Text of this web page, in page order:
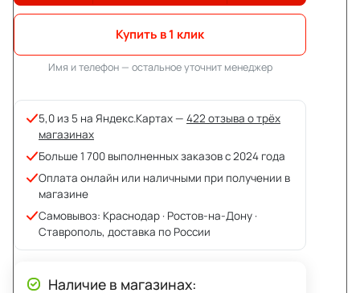
Купить в 1 клик
Имя и телефон — остальное уточнит менеджер
5,0 из 5 на Яндекс.Картах — 422 отзыва о трёх
магазинах
Больше 1 700 выполненных заказов с 2024 года
Оплата онлайн или наличными при получении в
магазине
Самовывоз: Краснодар · Ростов-на-Дону ·
Ставрополь, доставка по России
Наличие в магазинах: